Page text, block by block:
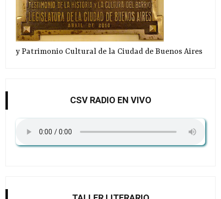
y Patrimonio Cultural de la Ciudad de Buenos Aires
CSV RADIO EN VIVO